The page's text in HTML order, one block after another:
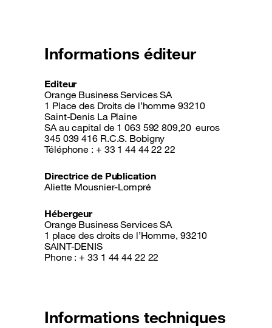
Informations éditeur
Editeur
Orange Business Services SA
1 Place des Droits de l’homme 93210
Saint-Denis La Plaine
SA au capital de 1 063 592 809,20 euros
345 039 416 R.C.S. Bobigny
Téléphone : + 33 1 44 44 22 22
Directrice de Publication
Aliette Mousnier-Lompré
Hébergeur
Orange Business Services SA
1 place des droits de l’Homme, 93210
SAINT-DENIS
Phone : + 33 1 44 44 22 22
Informations techniques